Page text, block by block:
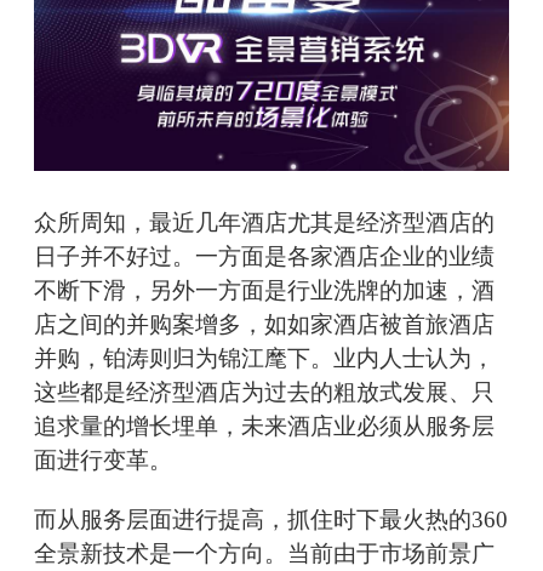
众所周知，最近几年酒店尤其是经济型酒店的
日子并不好过。一方面是各家酒店企业的业绩
不断下滑，另外一方面是行业洗牌的加速，酒
店之间的并购案增多，如如家酒店被首旅酒店
并购，铂涛则归为锦江麾下。业内人士认为，
这些都是经济型酒店为过去的粗放式发展、只
追求量的增长埋单，未来酒店业必须从服务层
面进行变革。
而从服务层面进行提高，抓住时下最火热的360
全景新技术是一个方向。当前由于市场前景广